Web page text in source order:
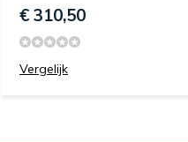
€ 310,50
Vergelijk